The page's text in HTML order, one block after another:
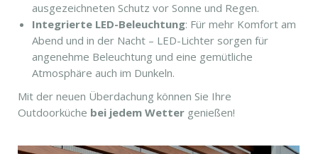
ausgezeichneten Schutz vor Sonne und Regen.
Integrierte LED-Beleuchtung: Für mehr Komfort am
Abend und in der Nacht – LED-Lichter sorgen für
angenehme Beleuchtung und eine gemütliche
Atmosphäre auch im Dunkeln.
Mit der neuen Überdachung können Sie Ihre
Outdoorküche bei jedem Wetter genießen!